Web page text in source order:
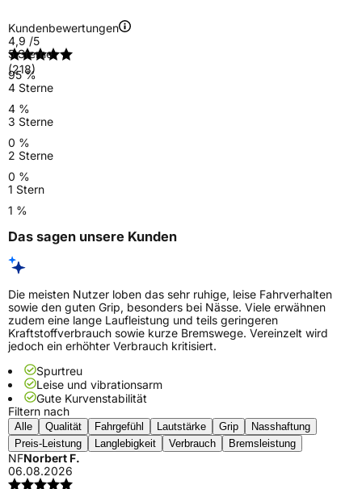
Kundenbewertungen
4,9 /5
(218)
5 Sterne
95 %
4 Sterne
4 %
3 Sterne
0 %
2 Sterne
0 %
1 Stern
1 %
Das sagen unsere Kunden
Die meisten Nutzer loben das sehr ruhige, leise Fahrverhalten
sowie den guten Grip, besonders bei Nässe. Viele erwähnen
zudem eine lange Laufleistung und teils geringeren
Kraftstoffverbrauch sowie kurze Bremswege. Vereinzelt wird
jedoch ein erhöhter Verbrauch kritisiert.
Spurtreu
Leise und vibrationsarm
Gute Kurvenstabilität
Filtern nach
Alle Qualität Fahrgefühl Lautstärke Grip
Nasshaftung
Preis-Leistung
Langlebigkeit Verbrauch Bremsleistung
NFNorbert F.
06.08.2026